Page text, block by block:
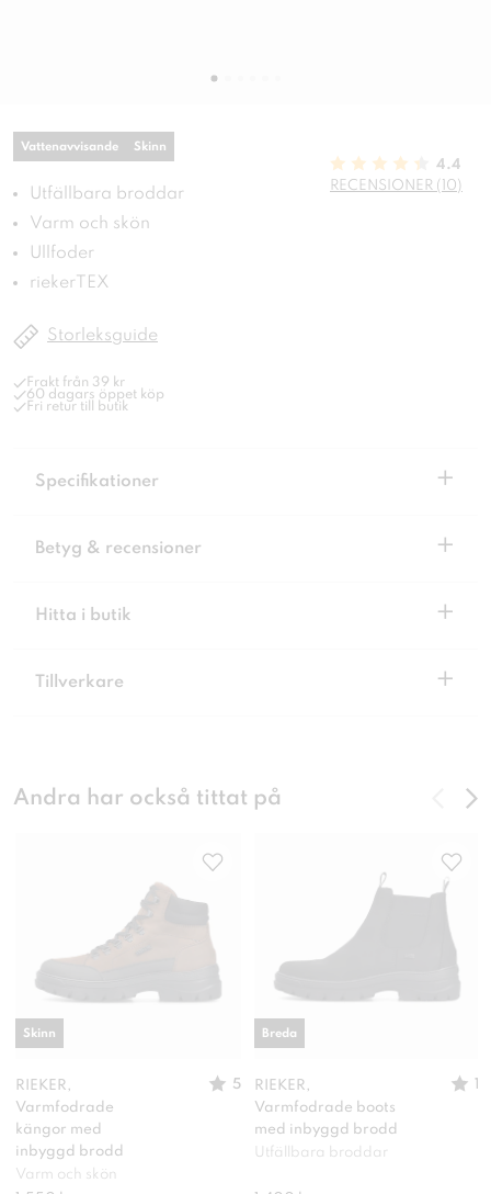
Vattenavvisande Skinn
Utfällbara broddar
Varm och skön
Ullfoder
riekerTEX
4.4
RECENSIONER (10)
Storleksguide
Frakt från 39 kr
60 dagars öppet köp
Fri retur till butik
Specifikationer +
Betyg & recensioner +
Hitta i butik +
Tillverkare +
Andra har också tittat på
RIEKER,
Varmfodrade
kängor med
inbyggd brodd
5
Varm och skön
Skinn
RIEKER,
Varmfodrade boots
med inbyggd brodd
Utfällbara broddar
Breda